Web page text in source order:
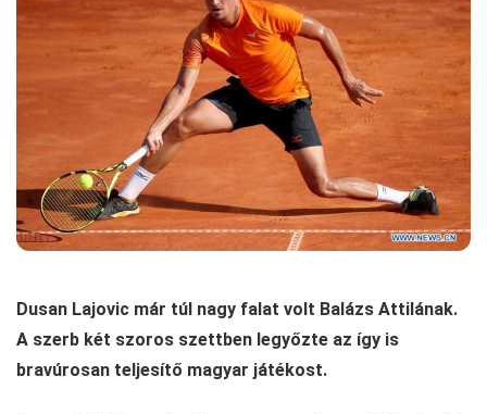
Dusan Lajovic már túl nagy falat volt Balázs Attilának.
A szerb két szoros szettben legyőzte az így is
bravúrosan teljesítő magyar játékost.